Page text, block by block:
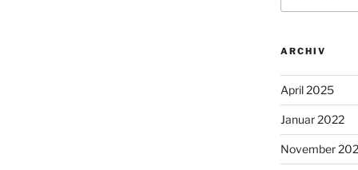
ARCHIV
April 2025
Januar 2022
November